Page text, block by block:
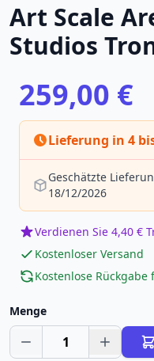
Art Scale
Studios
259,00 €
Lieferung in 4
Geschätzte
18/12/2026
Verdienen Sie 4,40 €
Kostenloser Versand
Kostenlose Rückgabe
Menge
1